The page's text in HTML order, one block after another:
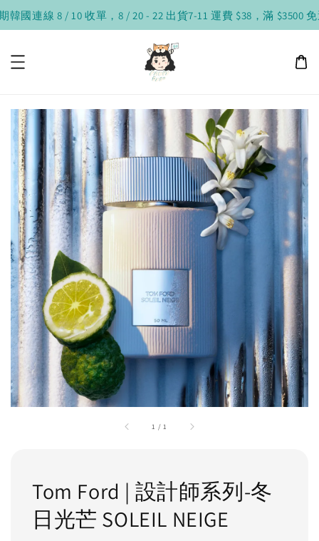
國連線 8 / 10 收單，8 / 20 - 22 出貨7-11 運費 $38，滿 $3500 免
1 / 1
Tom Ford | 設計師系列-冬
日光芒 SOLEIL NEIGE